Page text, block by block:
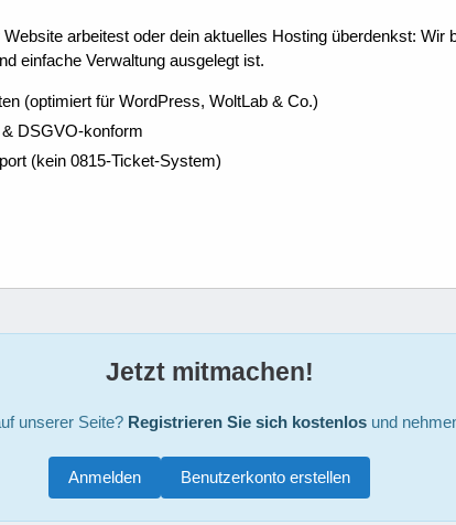
arbeitest oder dein aktuelles Hosting überdenkst:
einfache Verwaltung ausgelegt ist.
(optimiert für WordPress, WoltLab & Co.)
DSGVO-konform
(kein 0815-Ticket-System)
Jetzt mitmachen!
unserer Seite? Registrieren Sie sich kostenlosund
Benutzerkonto erstellen
Anmelden